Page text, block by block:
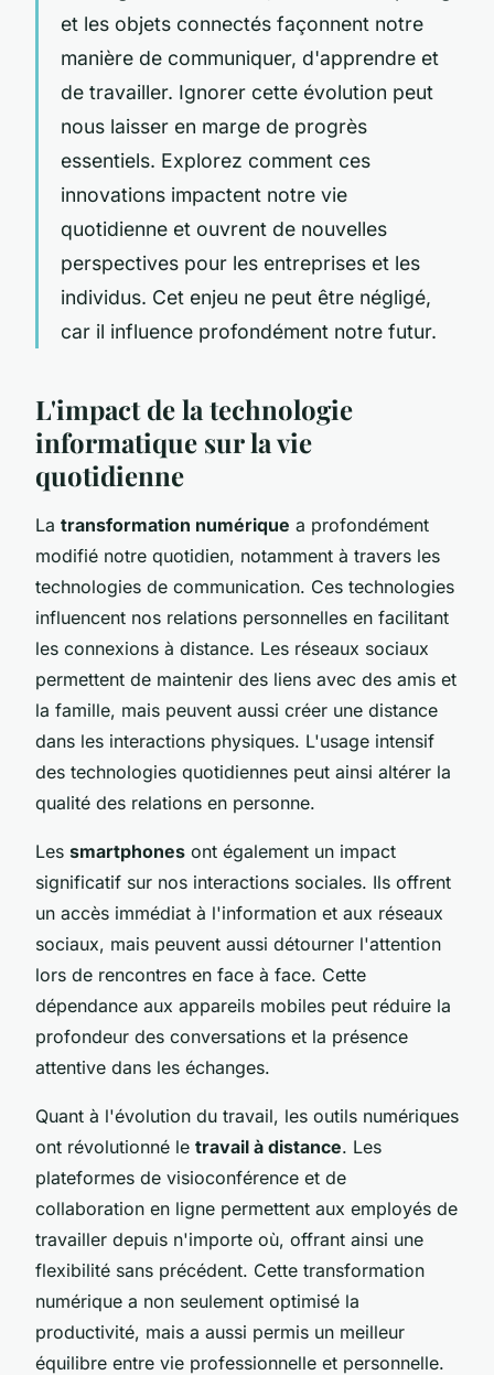
et les objets connectés façonnent notre
manière de communiquer, d'apprendre et
de travailler. Ignorer cette évolution peut
nous laisser en marge de progrès
essentiels. Explorez comment ces
innovations impactent notre vie
quotidienne et ouvrent de nouvelles
perspectives pour les entreprises et les
individus. Cet enjeu ne peut être négligé,
car il influence profondément notre futur.
L'impact de la technologie
informatique sur la vie
quotidienne
La transformation numérique a profondément
modifié notre quotidien, notamment à travers les
technologies de communication. Ces technologies
influencent nos relations personnelles en facilitant
les connexions à distance. Les réseaux sociaux
permettent de maintenir des liens avec des amis et
la famille, mais peuvent aussi créer une distance
dans les interactions physiques. L'usage intensif
des technologies quotidiennes peut ainsi altérer la
qualité des relations en personne.
Les smartphones ont également un impact
significatif sur nos interactions sociales. Ils offrent
un accès immédiat à l'information et aux réseaux
sociaux, mais peuvent aussi détourner l'attention
lors de rencontres en face à face. Cette
dépendance aux appareils mobiles peut réduire la
profondeur des conversations et la présence
attentive dans les échanges.
Quant à l'évolution du travail, les outils numériques
ont révolutionné le travail à distance. Les
plateformes de visioconférence et de
collaboration en ligne permettent aux employés de
travailler depuis n'importe où, offrant ainsi une
flexibilité sans précédent. Cette transformation
numérique a non seulement optimisé la
productivité, mais a aussi permis un meilleur
équilibre entre vie professionnelle et personnelle.